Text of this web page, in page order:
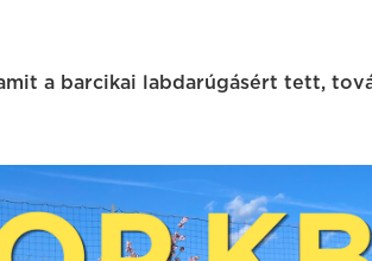
a barcikai labdarúgásért tett,